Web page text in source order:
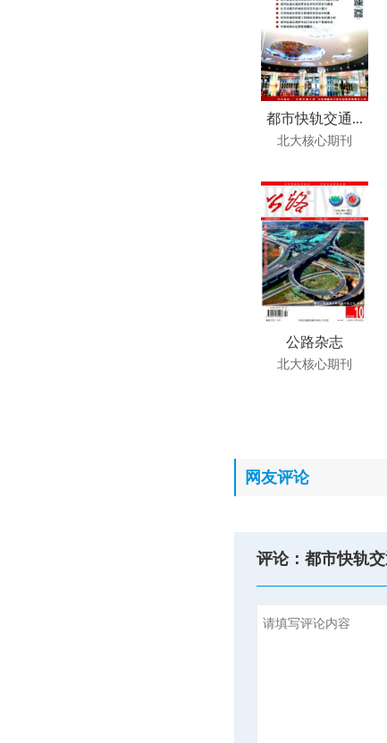
都市快轨交通...
北大核心期刊
公路杂志
北大核心期刊
网友评论
评论：都市快轨